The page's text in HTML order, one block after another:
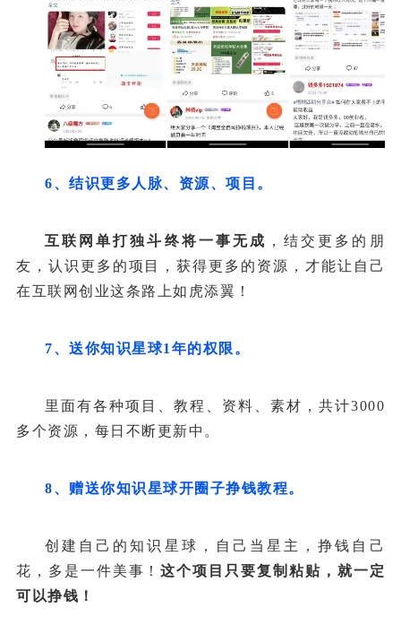
6、结识更多人脉、资源、项目。
互联网单打独斗终将一事无成 ，结交更多的朋
友，认识更多的项目，获得更多的资源，才能让自己
在互联网创业这条路上如虎添翼！
7、送你知识星球1年的权限。
里面有各种项目、教程、资料、素材，共计3000
多个资源，每日不断更新中。
8、赠送你知识星球开圈子挣钱教程。
创建自己的知识星球，自己当星主，挣钱自己
花，多是一件美事！这个项目只要复制粘贴，就一定
可以挣钱！